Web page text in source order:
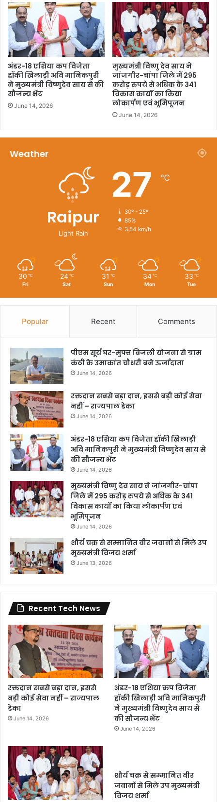
अंडर-18 एशिया कप विजेता
हॉकी खिलाड़ी अवि मानिकपुरी
ने मुख्यमंत्री विष्णुदेव साय से की
सौजन्य भेंट
June 14, 2026
मुख्यमंत्री विष्णु देव साय ने
जांजगीर-चांपा जिले में 295
करोड़ रुपये से अधिक के 341
विकास कार्यों का किया
लोकार्पण एवं भूमिपूजन
June 14, 2026
Weather
Raipur
Light Rain
27 ℃
30º - 25º
85%
3.54 km/h
30 ℃
Fri
24 ℃
Sat
31 ℃
Sun
34 ℃
Mon
33 ℃
Tue
Popular Recent Comments
पीएम सूर्य घर-मुफ्त बिजली योजना से ग्राम
कंठी के उमाकांत चौधरी बने ऊर्जादाता
June 14, 2026
रक्तदान सबसे बड़ा दान, इससे बड़ी कोई सेवा
नहीं – राज्यपाल डेका
June 14, 2026
अंडर-18 एशिया कप विजेता हॉकी खिलाड़ी
अवि मानिकपुरी ने मुख्यमंत्री विष्णुदेव साय से
की सौजन्य भेंट
June 14, 2026
मुख्यमंत्री विष्णु देव साय ने जांजगीर-चांपा
जिले में 295 करोड़ रुपये से अधिक के 341
विकास कार्यों का किया लोकार्पण एवं
भूमिपूजन
June 14, 2026
शौर्य चक्र से सम्मानित वीर जवानों से मिले उप
मुख्यमंत्री विजय शर्मा
June 13, 2026
Recent Tech News
रक्तदान सबसे बड़ा दान, इससे
बड़ी कोई सेवा नहीं – राज्यपाल
डेका
June 14, 2026
अंडर-18 एशिया कप विजेता
हॉकी खिलाड़ी अवि मानिकपुरी
ने मुख्यमंत्री विष्णुदेव साय से
की सौजन्य भेंट
June 14, 2026
शौर्य चक्र से सम्मानित वीर
जवानों से मिले उप मुख्यमंत्री
विजय शर्मा